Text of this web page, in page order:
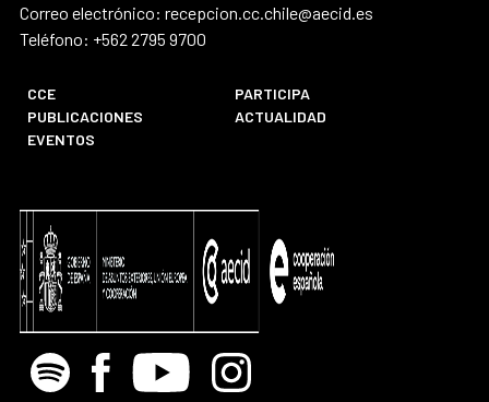
Correo electrónico: recepcion.cc.chile@aecid.es
Teléfono: +562 2795 9700
CCE
PARTICIPA
PUBLICACIONES
ACTUALIDAD
EVENTOS
Spotify Facebook
Youtube Instagram